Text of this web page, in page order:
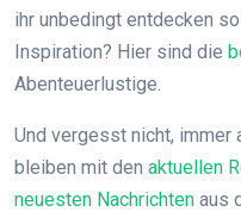
ihr unbedingt entdecken
Inspiration? Hier sind die
Abenteuerlustige.
Und vergesst nicht, immer
bleiben mit den aktuellen
neuesten Nachrichten aus